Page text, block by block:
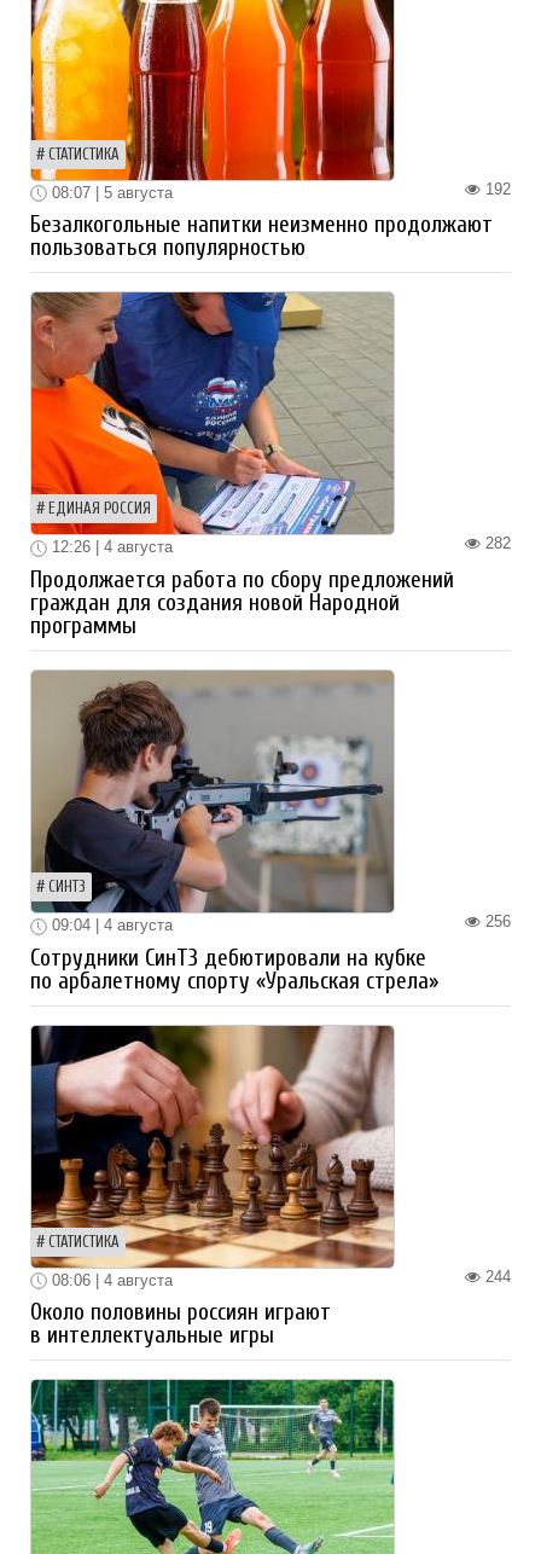
СТАТИСТИКА
192
08:07 | 5 августа
Безалкогольные напитки неизменно продолжают
пользоваться популярностью
ЕДИНАЯ РОССИЯ
282
12:26 | 4 августа
Продолжается работа по сбору предложений
граждан для создания новой Народной
программы
СИНТЗ
256
09:04 | 4 августа
Сотрудники СинТЗ дебютировали на кубке
по арбалетному спорту «Уральская стрела»
СТАТИСТИКА
244
08:06 | 4 августа
Около половины россиян играют
в интеллектуальные игры